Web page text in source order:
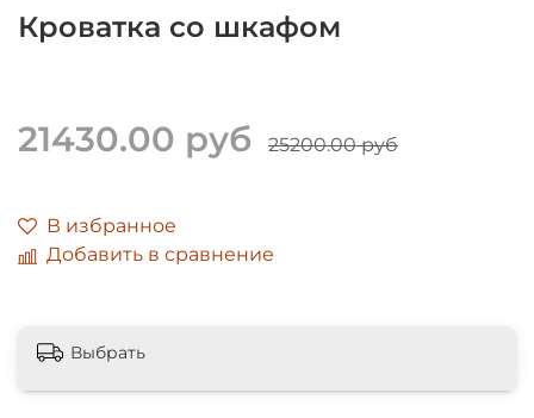
Кроватка со шкафом
21430.00 руб 25200.00 руб
В избранное
Добавить в сравнение
Выбрать